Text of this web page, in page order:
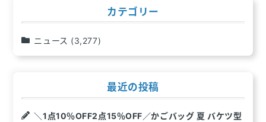
カテゴリー
ニュース (3,277)
最近の投稿
＼1点10％OFF2点15％OFF／かごバッグ 夏 バケツ型